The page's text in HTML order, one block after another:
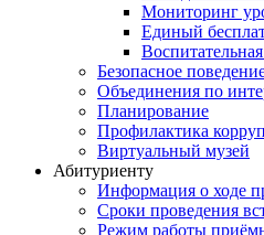
Мониторинг
Единый
Безопасное
Объединения по
Планирование
Профилактика
Виртуальный музей
Абитуриенту
Информация о ходе
Сроки проведения
Режим работы